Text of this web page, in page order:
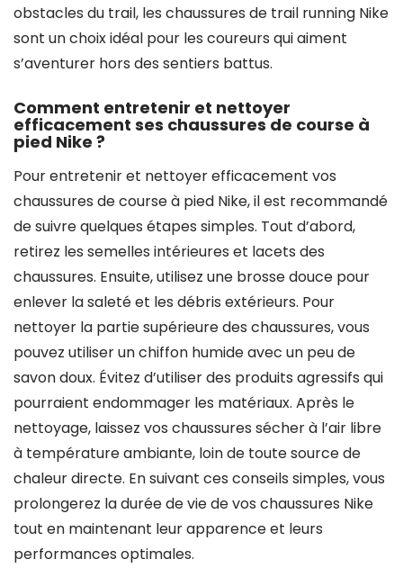
obstacles du trail, les chaussures de trail running Nike
sont un choix idéal pour les coureurs qui aiment
s’aventurer hors des sentiers battus.
Comment entretenir et nettoyer
efficacement ses chaussures de course à
pied Nike ?
Pour entretenir et nettoyer efficacement vos
chaussures de course à pied Nike, il est recommandé
de suivre quelques étapes simples. Tout d’abord,
retirez les semelles intérieures et lacets des
chaussures. Ensuite, utilisez une brosse douce pour
enlever la saleté et les débris extérieurs. Pour
nettoyer la partie supérieure des chaussures, vous
pouvez utiliser un chiffon humide avec un peu de
savon doux. Évitez d’utiliser des produits agressifs qui
pourraient endommager les matériaux. Après le
nettoyage, laissez vos chaussures sécher à l’air libre
à température ambiante, loin de toute source de
chaleur directe. En suivant ces conseils simples, vous
prolongerez la durée de vie de vos chaussures Nike
tout en maintenant leur apparence et leurs
performances optimales.